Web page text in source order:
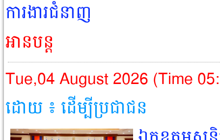
ការងារជំនាញ
អានបន្ត
Tue,04 August 2026 (Time
ដោយ ៖ ដើម្បីប្រជាជន​